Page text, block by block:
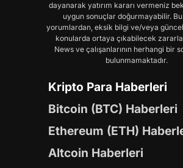
dayanarak yatırım kararı vermeniz
uygun sonuçlar doğurmayabilir.
yorumlardan, eksik bilgi ve/veya
konularda ortaya çıkabilecek
News ve çalışanlarının herhangi bir
bulunmamaktadır.
Kripto Para Haberleri
Bitcoin (BTC) Haberleri
Ethereum (ETH)
Altcoin Haberleri